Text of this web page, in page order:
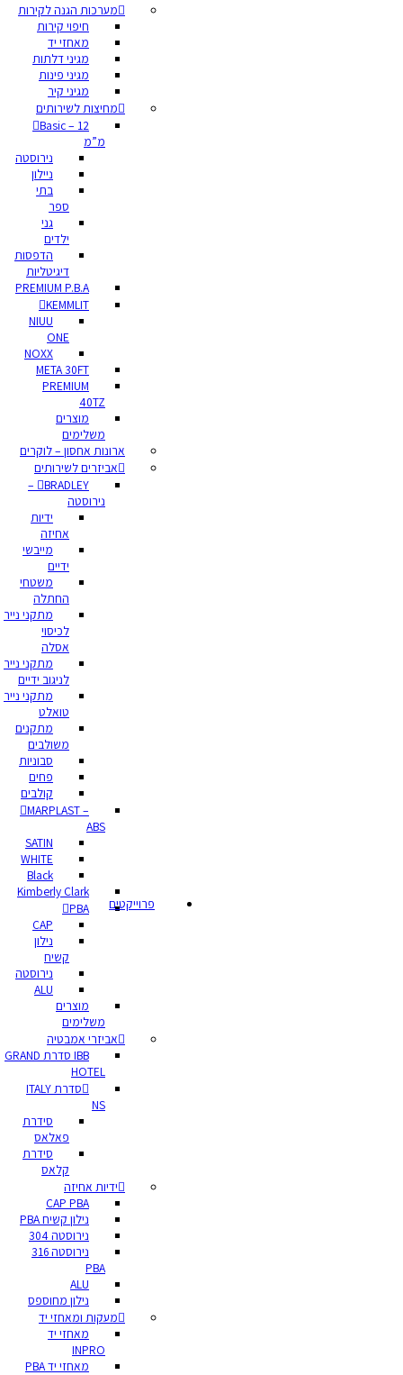
מערכות הגנה לקירות
חיפוי קירות
מאחזי יד
מגיני דלתות
מגיני פינות
מגיני קיר
מחיצות לשירותים
Basic – 12
מ”מ
נירוסטה
ניילון
בתי
ספר
גני
ילדים
הדפסות
דיגיטליות
PREMIUM P.B.A
KEMMLIT
NIUU
ONE
NOXX
META 30FT
PREMIUM
40TZ
מוצרים
משלימים
ארונות אחסון – לוקרים
אביזרים לשירותים
BRADLEY –
נירוסטה
ידיות
אחיזה
מייבשי
ידיים
משטחי
החתלה
מתקני נייר
לכיסוי
אסלה
מתקני נייר
לניגוב ידיים
מתקני נייר
טואלט
מתקנים
משולבים
סבוניות
פחים
קולבים
MARPLAST –
ABS
SATIN
WHITE
Black
Kimberly Clark
PBA
CAP
נילון
קשיח
נירוסטה
ALU
מוצרים
משלימים
אביזרי אמבטיה
IBB סדרת GRAND
HOTEL
סדרת ITALY
NS
סידרת
פאלאס
סידרת
קלאס
ידיות אחיזה
CAP PBA
נילון קשיח PBA
נירוסטה 304
נירוסטה 316
PBA
ALU
נילון מחוספס
מעקות ומאחזי יד
מאחזי יד
INPRO
מאחזי יד PBA
פרוייקטים